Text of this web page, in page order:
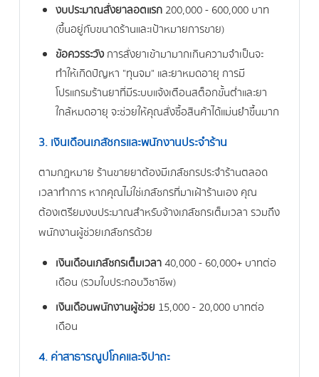
งบประมาณสั่งยาลอตแรก200,000 - 600,000 บาท
(ขึ้นอยู่กับขนาดร้านและเป้าหมายการขาย)
ข้อควรระวังการสั่งยาเข้ามามากเกินความจำเป็นจะ
ทำให้เกิดปัญหา "ทุนจม" และยาหมดอายุ การมี
โปรแกรมร้านยาที่มีระบบแจ้งเตือนสต็อกขั้นต่ำและยา
ใกล้หมดอายุ จะช่วยให้คุณสั่งซื้อสินค้าได้แม่นยำขึ้นมาก
3. เงินเดือนเภสัชกรและพนักงานประจำร้าน
ตามกฎหมาย ร้านขายยาต้องมีเภสัชกรประจำร้านตลอด
เวลาทำการ หากคุณไม่ใช่เภสัชกรที่มาเฝ้าร้านเอง คุณ
ต้องเตรียมงบประมาณสำหรับจ้างเภสัชกรเต็มเวลา รวมถึง
พนักงานผู้ช่วยเภสัชกรด้วย
เงินเดือนเภสัชกรเต็มเวลา40,000 - 60,000+ บาทต่อ
เดือน (รวมใบประกอบวิชาชีพ)
เงินเดือนพนักงานผู้ช่วย15,000 - 20,000 บาทต่อ
เดือน
4. ค่าสาธารณูปโภคและจิปาถะ